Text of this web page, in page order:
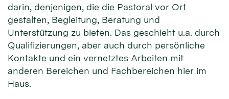
darin, denjenigen, die die Pastoral vor Ort
gestalten, Begleitung, Beratung und
Unterstützung zu bieten. Das geschieht u.a. durch
Qualifizierungen, aber auch durch persönliche
Kontakte und ein vernetztes Arbeiten mit
anderen Bereichen und Fachbereichen hier im
Haus.